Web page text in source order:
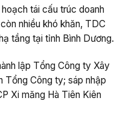
tái cấu trúc doanh
nhiều khó khăn, TDC
tầng tại tỉnh Bình Dương.
lập Tổng Công ty Xây
Tổng Công ty; sáp nhập
Xi măng Hà Tiên Kiên